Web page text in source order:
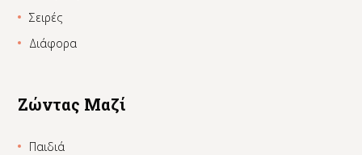
Σειρές
Διάφορα
Ζώντας Μαζί
Παιδιά